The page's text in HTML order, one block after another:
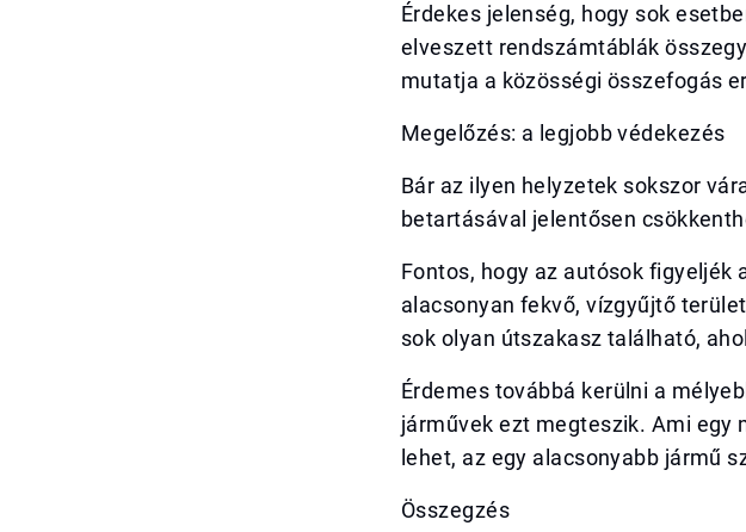
Érdekes jelenség, hogy sok
elveszett rendszámtáblák
mutatja a közösségi összefogás
Megelőzés: a legjobb védekezés
Bár az ilyen helyzetek sokszor
betartásával jelentősen
Fontos, hogy az autósok figyeljék
alacsonyan fekvő, vízgyűjtő
sok olyan útszakasz található,
Érdemes továbbá kerülni a
járművek ezt megteszik. Ami egy
lehet, az egy alacsonyabb jármű
Összegzés